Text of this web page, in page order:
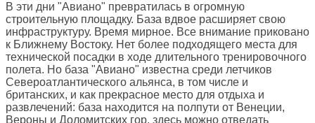
В эти дни "Авиано" превратилась в огромную
строительную площадку. База вдвое расширяет свою
инфраструктуру. Время мирное. Все внимание приковано
к Ближнему Востоку. Нет более подходящего места для
технической посадки в ходе длительного тренировочного
полета. Но база "Авиано" известна среди летчиков
Североатлантического альянса, в том числе и
британских, и как прекрасное место для отдыха и
развлечений: база находится на полпути от Венеции,
Вероны и Доломитских гор, здесь можно отведать